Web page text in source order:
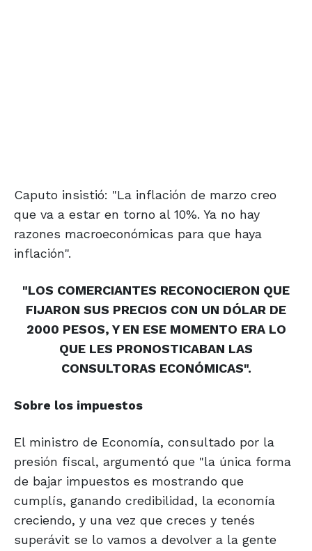
Caputo insistió: "La inflación de marzo creo
que va a estar en torno al 10%. Ya no hay
razones macroeconómicas para que haya
inflación".
"LOS COMERCIANTES RECONOCIERON QUE
FIJARON SUS PRECIOS CON UN DÓLAR DE
2000 PESOS, Y EN ESE MOMENTO ERA LO
QUE LES PRONOSTICABAN LAS
CONSULTORAS ECONÓMICAS".
Sobre los impuestos
El ministro de Economía, consultado por la
presión fiscal, argumentó que "la única forma
de bajar impuestos es mostrando que
cumplís, ganando credibilidad, la economía
creciendo, y una vez que creces y tenés
superávit se lo vamos a devolver a la gente